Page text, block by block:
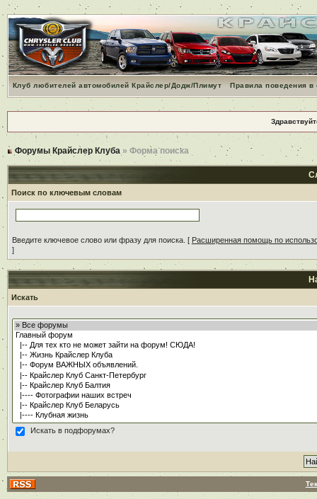
Клуб любителей автомобилей Крайслер/Додж/Плимут Правила поведения
Форумы Крайслер Клуба » Форма поиска
Поиск по ключевым словам
Введите ключевое слово или фразу для поиска. [ Расширенная помощь по
]
Искать
Искать в подфорумах?